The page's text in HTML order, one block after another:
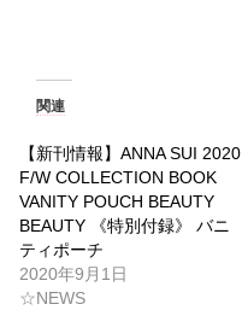
関連
【新刊情報】ANNA SUI 2020
F/W COLLECTION BOOK
VANITY POUCH BEAUTY
BEAUTY 《特別付録》 バニ
ティポーチ
2020年9月1日
☆NEWS